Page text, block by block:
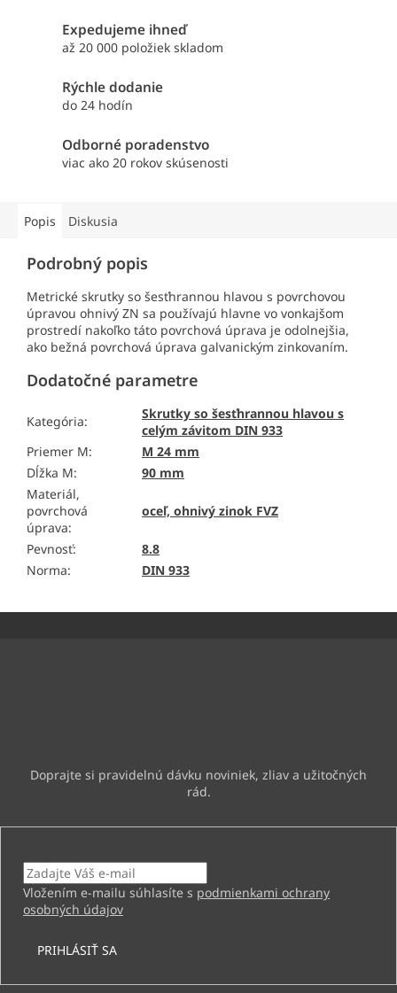
Expedujeme ihneď
až 20 000 položiek skladom
Rýchle dodanie
do 24 hodín
Odborné poradenstvo
viac ako 20 rokov skúsenosti
Popis Diskusia
Podrobný popis
Metrické skrutky so šesťhrannou hlavou s povrchovou
úpravou ohnivý ZN sa používajú hlavne vo vonkajšom
prostredí nakoľko táto povrchová úprava je odolnejšia,
ako bežná povrchová úprava galvanickým zinkovaním.
Dodatočné parametre
Kategória:
Skrutky so šesťhrannou hlavou s
celým závitom DIN 933
Priemer M:
M 24 mm
Dĺžka M:
90 mm
Materiál,
povrchová
úprava:
oceľ, ohnivý zinok FVZ
Pevnosť:
8.8
Norma: DIN 933
Vložením e-mailu súhlasíte s podmienkami ochrany
osobných údajov
PRIHLÁSIŤ SA